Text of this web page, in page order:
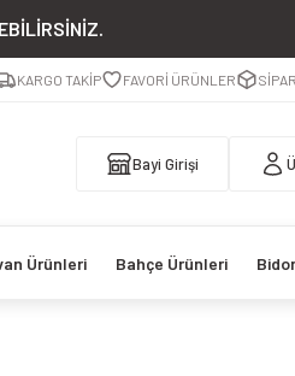
KARGO TAKİP FAVORİ ÜRÜNLER
Bayi Girişi
Ürünleri Bahçe Ürünleri